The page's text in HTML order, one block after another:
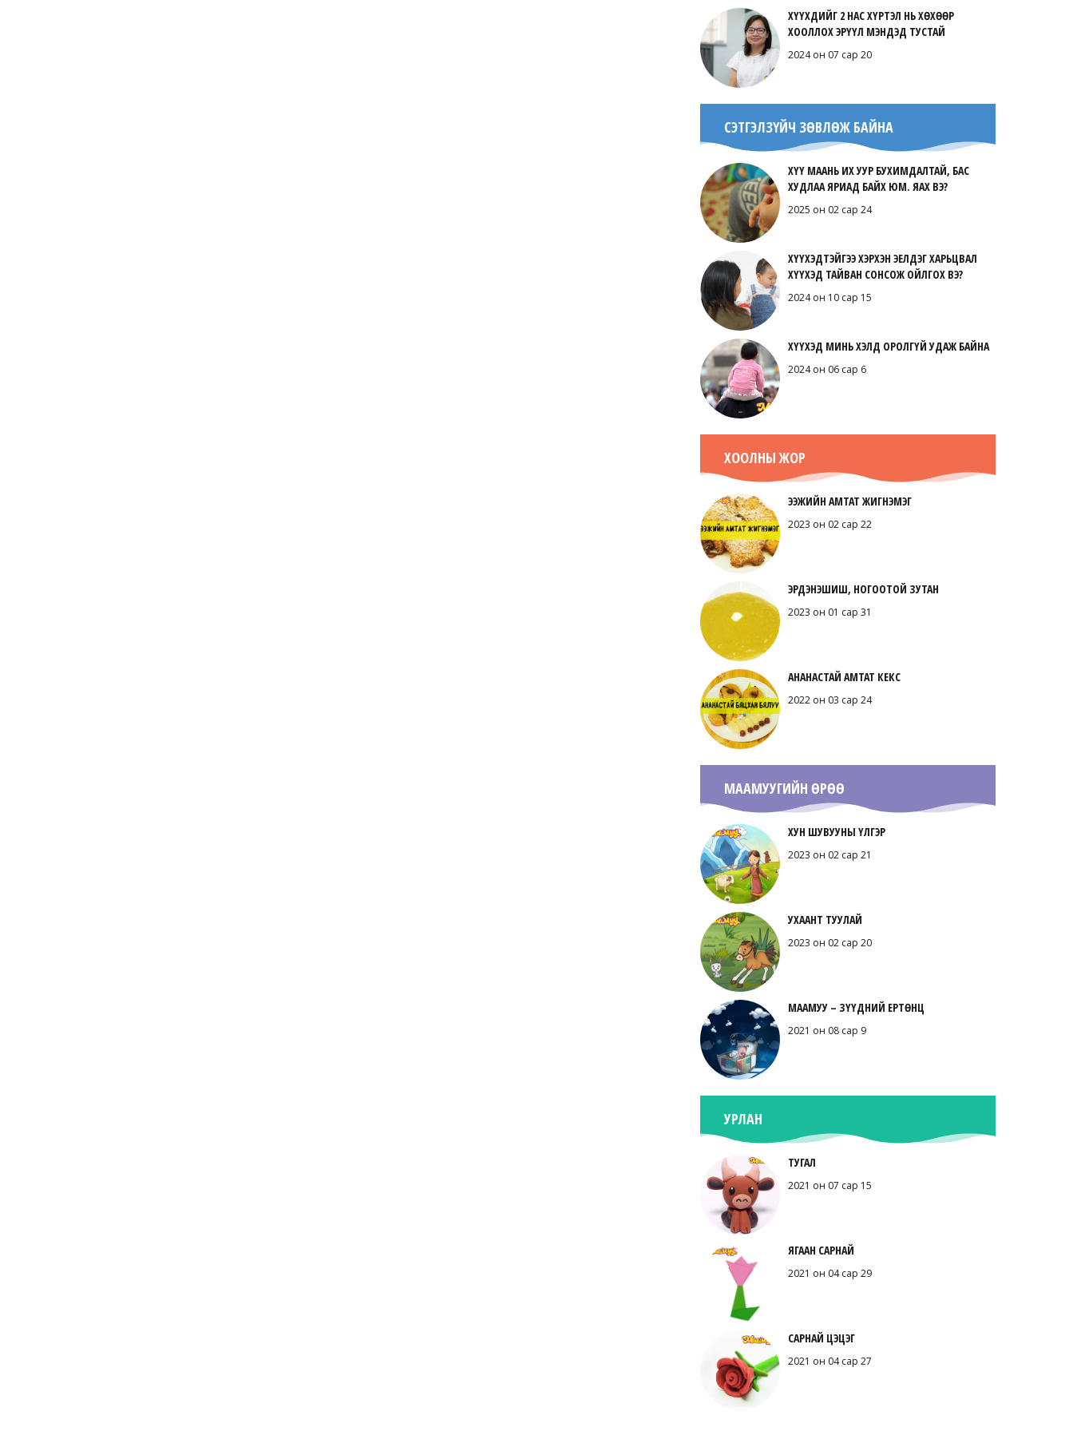
Маамуу – Маамуу нааш ир
2020 он 11 сар 29
ХҮҮХДИЙГ 2 НАС ХҮРТЭЛ НЬ ХӨХӨӨР
ХООЛЛОХ ЭРҮҮЛ МЭНДЭД ТУСТАЙ
2024 он 07 сар 20
СЭТГЭЛЗҮЙЧ ЗӨВЛӨЖ БАЙНА
ХҮҮ МААНЬ ИХ УУР БУХИМДАЛТАЙ, БАС
ХУДЛАА ЯРИАД БАЙХ ЮМ. ЯАХ ВЭ?
2025 он 02 сар 24
ХҮҮХЭДТЭЙГЭЭ ХЭРХЭН ЭЕЛДЭГ ХАРЬЦВАЛ
ХҮҮХЭД ТАЙВАН СОНСОЖ ОЙЛГОХ ВЭ?
2024 он 10 сар 15
ХҮҮХЭД МИНЬ ХЭЛД ОРОЛГҮЙ УДАЖ БАЙНА
2024 он 06 сар 6
ХООЛНЫ ЖОР
ЭЭЖИЙН АМТАТ ЖИГНЭМЭГ
2023 он 02 сар 22
ЭРДЭНЭШИШ, НОГООТОЙ ЗУТАН
2023 он 01 сар 31
АНАНАСТАЙ АМТАТ КЕКС
2022 он 03 сар 24
МААМУУГИЙН ӨРӨӨ
ХУН ШУВУУНЫ ҮЛГЭР
2023 он 02 сар 21
УХААНТ ТУУЛАЙ
2023 он 02 сар 20
МААМУУ – ЗҮҮДНИЙ ЕРТӨНЦ
2021 он 08 сар 9
УРЛАН
ТУГАЛ
2021 он 07 сар 15
ЯГААН САРНАЙ
2021 он 04 сар 29
САРНАЙ ЦЭЦЭГ
2021 он 04 сар 27